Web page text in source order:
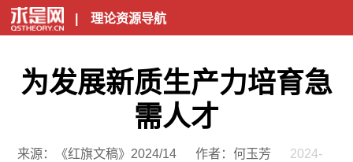
| 理论资源导航
为发展新质生产力培育急
需人才
来源：《红旗文稿》2024/14 作者：何玉芳
2024-